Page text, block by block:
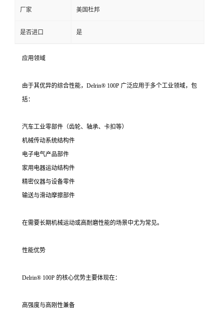
厂家 美国杜邦
是否进口 是
应用领域
由于其优异的综合性能，Delrin® 100P 广泛应用于多个工业领域，包
括：
汽车工业零部件（齿轮、轴承、卡扣等）
机械传动系统结构件
电子电气产品部件
家用电器运动结构件
精密仪器与设备零件
输送与滑动摩擦部件
在需要长期机械运动或高耐磨性能的场景中尤为常见。
性能优势
Delrin® 100P 的核心优势主要体现在：
高强度与高刚性兼备